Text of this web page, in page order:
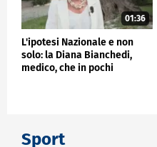
01:36
L'ipotesi Nazionale e non
solo: la Diana Bianchedi,
medico, che in pochi
Sport